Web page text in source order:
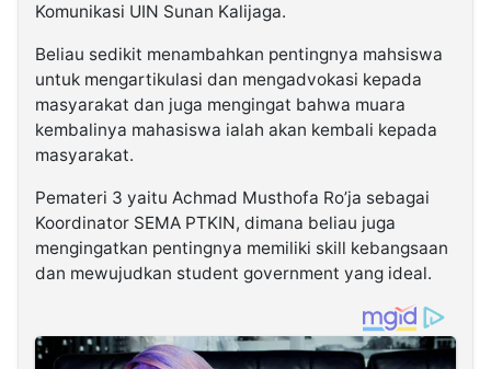
Komunikasi UIN Sunan Kalijaga.
Beliau sedikit menambahkan pentingnya mahsiswa
untuk mengartikulasi dan mengadvokasi kepada
masyarakat dan juga mengingat bahwa muara
kembalinya mahasiswa ialah akan kembali kepada
masyarakat.
Pemateri 3 yaitu Achmad Musthofa Ro’ja sebagai
Koordinator SEMA PTKIN, dimana beliau juga
mengingatkan pentingnya memiliki skill kebangsaan
dan mewujudkan student government yang ideal.